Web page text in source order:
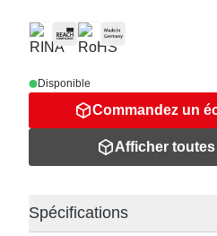
Disponible
Commandez un
Afficher
Spécifications